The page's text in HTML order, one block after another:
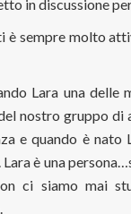
in discussione
è sempre molto
Lara una delle
nostro gruppo di
e quando è nato
è una
ci siamo mai